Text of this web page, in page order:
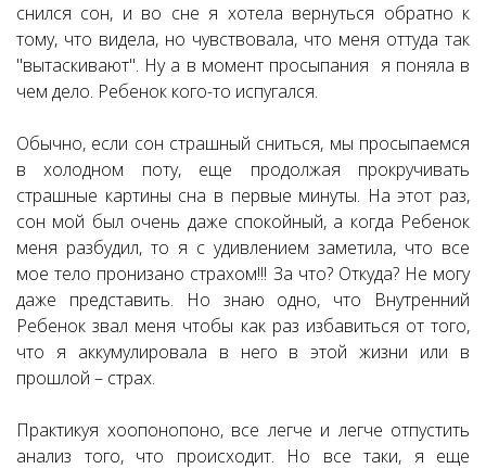
снился сон, и во сне я хотела вернуться обратно к
тому, что видела, но чувствовала, что меня оттуда так
"вытаскивают". Ну а в момент просыпания я поняла в
чем дело. Ребенок кого-то испугался.
Обычно, если сон страшный сниться, мы просыпаемся
в холодном поту, еще продолжая прокручивать
страшные картины сна в первые минуты. На этот раз,
сон мой был очень даже спокойный, а когда Ребенок
меня разбудил, то я с удивлением заметила, что все
мое тело пронизано страхом!!! За что? Откуда? Не могу
даже представить. Но знаю одно, что Внутренний
Ребенок звал меня чтобы как раз избавиться от того,
что я аккумулировала в него в этой жизни или в
прошлой – страх.
Практикуя хоопонопоно, все легче и легче отпустить
анализ того, что происходит. Но все таки, я еще